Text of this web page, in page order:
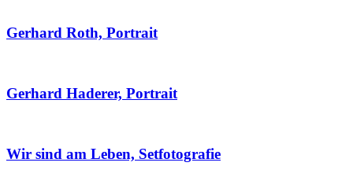
Gerhard Roth, Portrait
Gerhard Haderer, Portrait
Wir sind am Leben, Setfotografie